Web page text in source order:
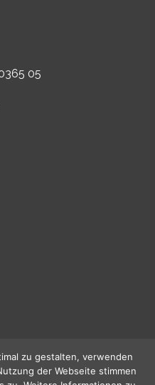
05
zu gestalten, verwenden
der Webseite stimmen